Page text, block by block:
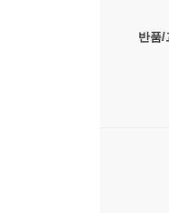
반품/